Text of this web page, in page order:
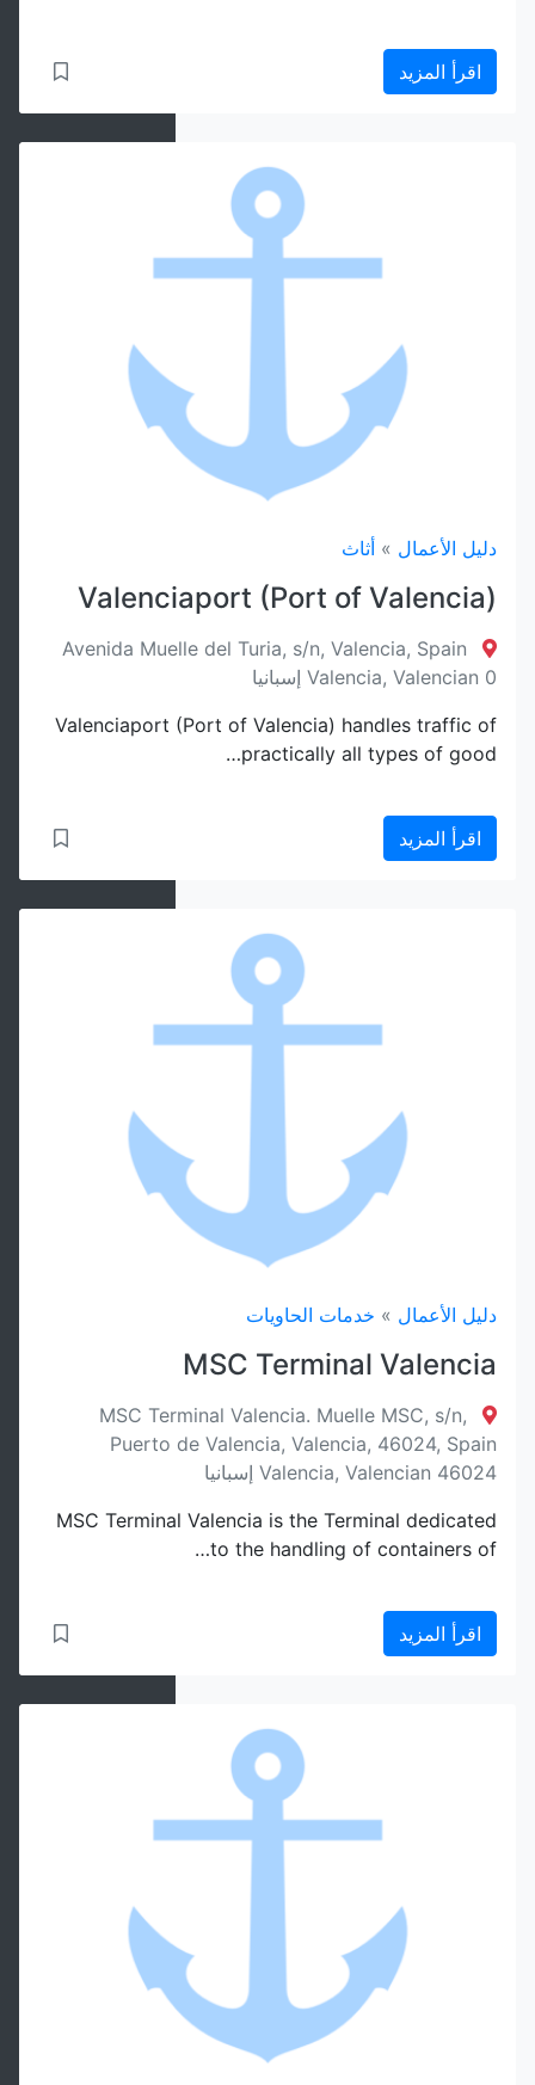
اقرأ المزيد
دليل الأعمال » أثاث
Valenciaport (Port of Valencia)
Avenida Muelle del Turia, s/n, Valencia, Spain
Valencia, Valencian 0 إسبانيا
Valenciaport (Port of Valencia) handles traffic of
practically all types of good…
اقرأ المزيد
دليل الأعمال » خدمات الحاويات
MSC Terminal Valencia
MSC Terminal Valencia. Muelle MSC, s/n,
Puerto de Valencia, Valencia, 46024, Spain
Valencia, Valencian 46024 إسبانيا
MSC Terminal Valencia is the Terminal dedicated
to the handling of containers of…
اقرأ المزيد